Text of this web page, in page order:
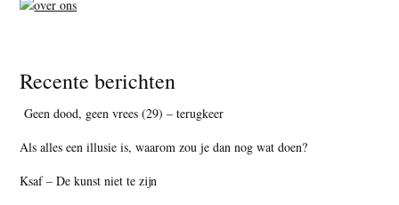
Recente berichten
Geen dood, geen vrees (29) – terugkeer
Als alles een illusie is, waarom zou je dan nog wat doen?
Ksaf – De kunst niet te zijn